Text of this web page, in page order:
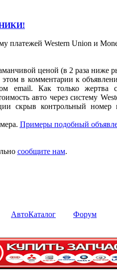
платежей Western Union и
ценой (в 2 раза ниже
в комментарии к
email. Как только жертва
авто через систему
скрыв контрольный номер
Примеры подобный
сообщите нам.
АвтоКаталог Форум